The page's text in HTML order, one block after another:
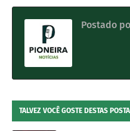
Postado
TALVEZ VOCÊ GOSTE DESTAS